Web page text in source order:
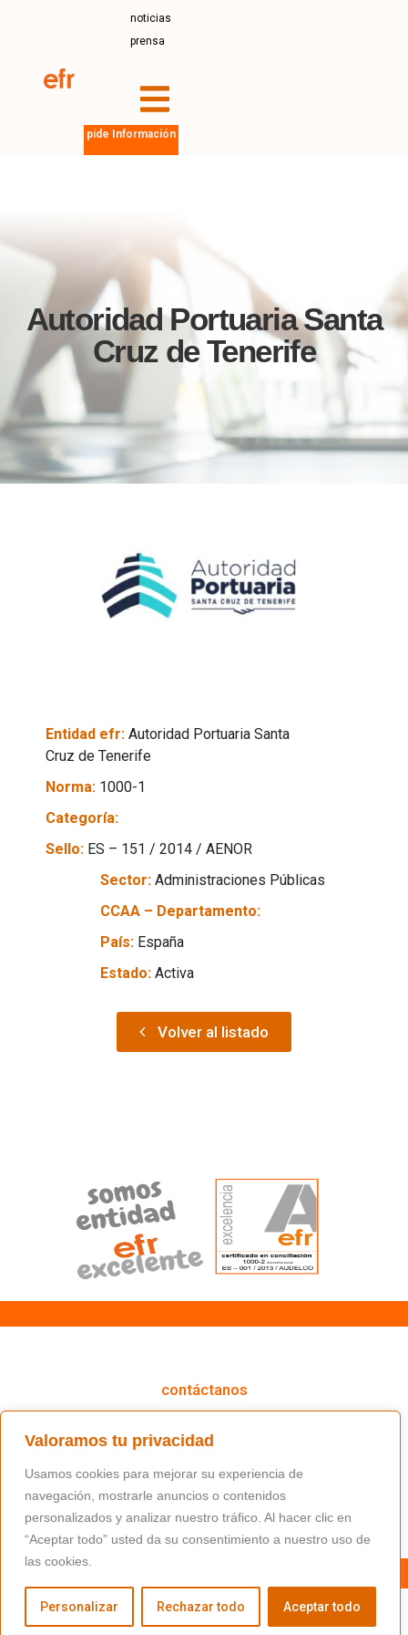
Valoramos tu privacidad
Usamos cookies para mejorar su experiencia de
navegación, mostrarle anuncios o contenidos
personalizados y analizar nuestro tráfico. Al hacer clic en
“Aceptar todo” usted da su consentimiento a nuestro uso de
las cookies.
Personalizar Rechazar todo Aceptar todo
noticias
prensa
pide Información
Autoridad Portuaria Santa
Cruz de Tenerife
Entidad efr: Autoridad Portuaria Santa
Cruz de Tenerife
Norma: 1000-1
Categoría:
Sello: ES – 151 / 2014 / AENOR
Sector: Administraciones Públicas
CCAA – Departamento:
País: España
Estado: Activa
Volver al listado
contáctanos
(+34) 91 766 98 56 / fundacion@masfamilia.org
síguenos en nuestras redes sociales